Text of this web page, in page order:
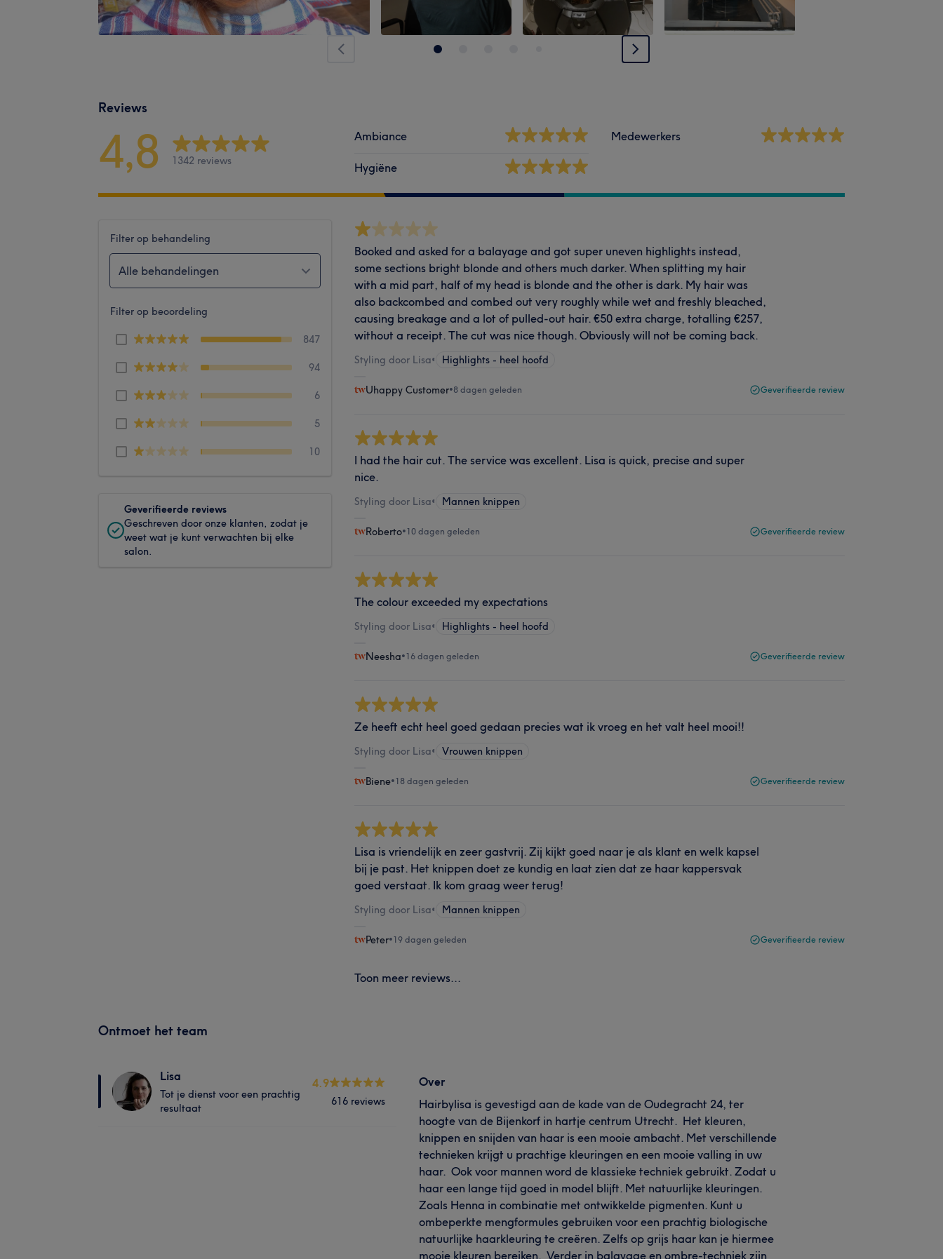
Reviews
4,8 1342 reviews
Ambiance
Hygiëne
Medewerkers
Filter op behandeling
Alle behandelingen
Filter op beoordeling
847
94
6
5
10
Geverifieerde reviews
Geschreven door onze klanten, zodat je
weet wat je kunt verwachten bij elke
salon.
Booked and asked for a balayage and got super uneven highlights instead,
some sections bright blonde and others much darker. When splitting my hair
with a mid part, half of my head is blonde and the other is dark. My hair was
also backcombed and combed out very roughly while wet and freshly bleached,
causing breakage and a lot of pulled-out hair. €50 extra charge, totalling €257,
without a receipt. The cut was nice though. Obviously will not be coming back.
Styling door Lisa• Highlights - heel hoofd
Uhappy Customer•8 dagen geleden Geverifieerde review
I had the hair cut. The service was excellent. Lisa is quick, precise and super
nice.
Styling door Lisa• Mannen knippen
Roberto•10 dagen geleden Geverifieerde review
The colour exceeded my expectations
Styling door Lisa• Highlights - heel hoofd
Neesha•16 dagen geleden Geverifieerde review
Ze heeft echt heel goed gedaan precies wat ik vroeg en het valt heel mooi!!
Styling door Lisa• Vrouwen knippen
Biene•18 dagen geleden Geverifieerde review
Lisa is vriendelijk en zeer gastvrij. Zij kijkt goed naar je als klant en welk kapsel
bij je past. Het knippen doet ze kundig en laat zien dat ze haar kappersvak
goed verstaat. Ik kom graag weer terug!
Styling door Lisa• Mannen knippen
Peter•19 dagen geleden Geverifieerde review
Toon meer reviews...
Ontmoet het team
Lisa
Tot je dienst voor een prachtig
resultaat
4.9
616 reviews
Over
Hairbylisa is gevestigd aan de kade van de Oudegracht 24, ter
hoogte van de Bijenkorf in hartje centrum Utrecht. Het kleuren,
knippen en snijden van haar is een mooie ambacht. Met verschillende
technieken krijgt u prachtige kleuringen en een mooie valling in uw
haar. Ook voor mannen word de klassieke techniek gebruikt. Zodat u
haar een lange tijd goed in model blijft. Met natuurlijke kleuringen.
Zoals Henna in combinatie met ontwikkelde pigmenten. Kunt u
ombeperkte mengformules gebruiken voor een prachtig biologische
natuurlijke haarkleuring te creëren. Zelfs op grijs haar kan je hiermee
mooie kleuren bereiken. Verder in balayage en ombre-techniek zijn